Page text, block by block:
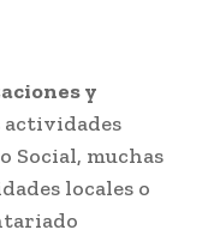
y
actividades
Social, muchas
locales o